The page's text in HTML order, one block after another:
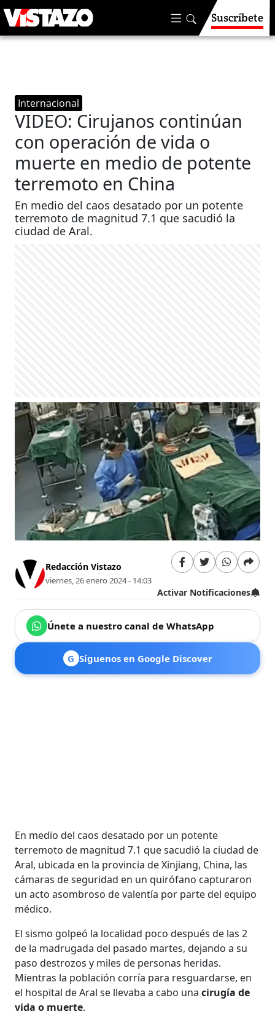
Suscríbete
Internacional
VIDEO: Cirujanos continúan
con operación de vida o
muerte en medio de potente
terremoto en China
En medio del caos desatado por un potente
terremoto de magnitud 7.1 que sacudió la
ciudad de Aral.
Redacción Vistazo
viernes, 26 enero 2024 - 14:03
Activar Notificaciones
Únete a nuestro canal de WhatsApp
G Síguenos en Google Discover
En medio del caos desatado por un potente
terremoto de magnitud 7.1 que sacudió la ciudad de
Aral, ubicada en la provincia de Xinjiang, China, las
cámaras de seguridad en un quirófano capturaron
un acto asombroso de valentía por parte del equipo
médico.
El sismo golpeó la localidad poco después de las 2
de la madrugada del pasado martes, dejando a su
paso destrozos y miles de personas heridas.
Mientras la población corría para resguardarse, en
el hospital de Aral se llevaba a cabo unacirugía de
vida o muerte.